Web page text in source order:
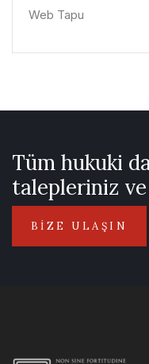
Web Tapu
Tüm hukuki
talepleriniz
BİZE ULAŞIN